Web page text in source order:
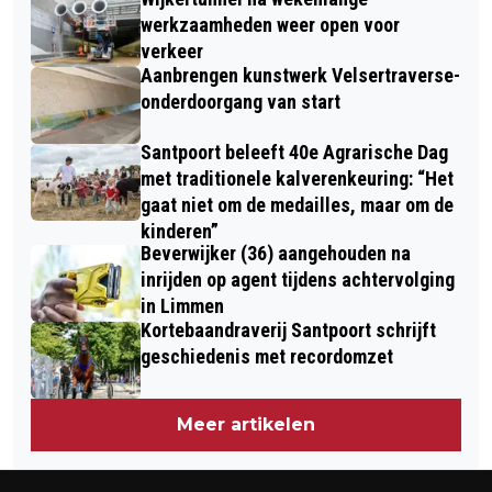
VOORSTELLING IN HET SIGGY
THEATER!
werkzaamheden weer open voor
verkeer
Aanbrengen kunstwerk Velsertraverse-
onderdoorgang van start
Santpoort beleeft 40e Agrarische Dag
met traditionele kalverenkeuring: “Het
gaat niet om de medailles, maar om de
kinderen”
Beverwijker (36) aangehouden na
inrijden op agent tijdens achtervolging
in Limmen
Kortebaandraverij Santpoort schrijft
geschiedenis met recordomzet
Meer artikelen